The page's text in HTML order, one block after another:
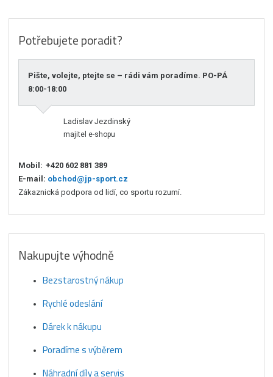
Potřebujete poradit?
Pište, volejte, ptejte se – rádi vám poradíme. PO-PÁ
8:00-18:00
Ladislav Jezdinský
majitel e-shopu
Mobil: +420 602 881 389
E-mail: obchod@jp-sport.cz
Zákaznická podpora od lidí, co sportu rozumí.
Nakupujte výhodně
Bezstarostný nákup
Rychlé odeslání
Dárek k nákupu
Poradíme s výběrem
Náhradní díly a servis